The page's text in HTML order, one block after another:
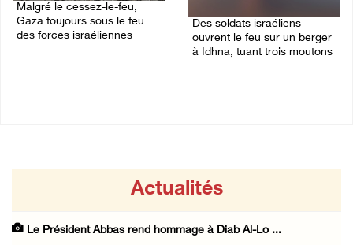
Malgré le cessez-le-feu,
Gaza toujours sous le feu
des forces israéliennes
Des soldats israéliens
ouvrent le feu sur un berger
à Idhna, tuant trois moutons
Actualités
Le Président Abbas rend hommage à Diab Al-Lo ...